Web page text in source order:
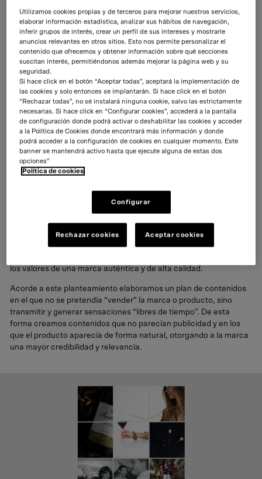
concepto/mensaje principal de la marca: “Libre de Tiempo”. Un
concepto que invita a disfrutar del paso del tiempo, valorarlo,
vivirlo y disfrutarlo con calma. Desde esta premisa creamos un
los valores de una marca auténtica y de alta calidad.
Acorde a este planteamiento elaboramos un plan de contenidos
en el que no se pretendía “vender” la marca o producto, sino
transmitir y generar sensaciones “libres de tiempo”. De esta
forma creamos contenidos que no parecían publicidad y en los
que el producto aparecía de forma natural, otorgando a la marca
una mayor credibilidad y relevancia.
Utilizamos cookies propias y de terceros para mejorar nuestros servicios,
elaborar información estadística, analizar sus hábitos de navegación,
inferir grupos de interés, crear un perfil de sus intereses y mostrarle
anuncios relevantes en otros sitios. Esto nos permite personalizar el
contenido que ofrecemos y obtener información sobre qué secciones
suscitan interés, permitiéndonos además mejorar la página web y su
seguridad.
Si hace click en el botón “Aceptar todas”, aceptará la implementación de
las cookies y solo entonces se implantarán. Si hace click en el botón
“Rechazar todas”, no sé instalará ninguna cookie, salvo las estrictamente
necesarias. Si hace click en “Configurar cookies”, accederá a la pantalla
de configuración donde podrá activar o deshabilitar las cookies y acceder
a la Política de Cookies donde encontrará más información y donde
podrá acceder a la configuración de cookies en cualquier momento. Este
banner se mantendrá activo hasta que ejecute alguna de estas dos
opciones”
Política de cookies
Configurar
Rechazar cookies Aceptar cookies